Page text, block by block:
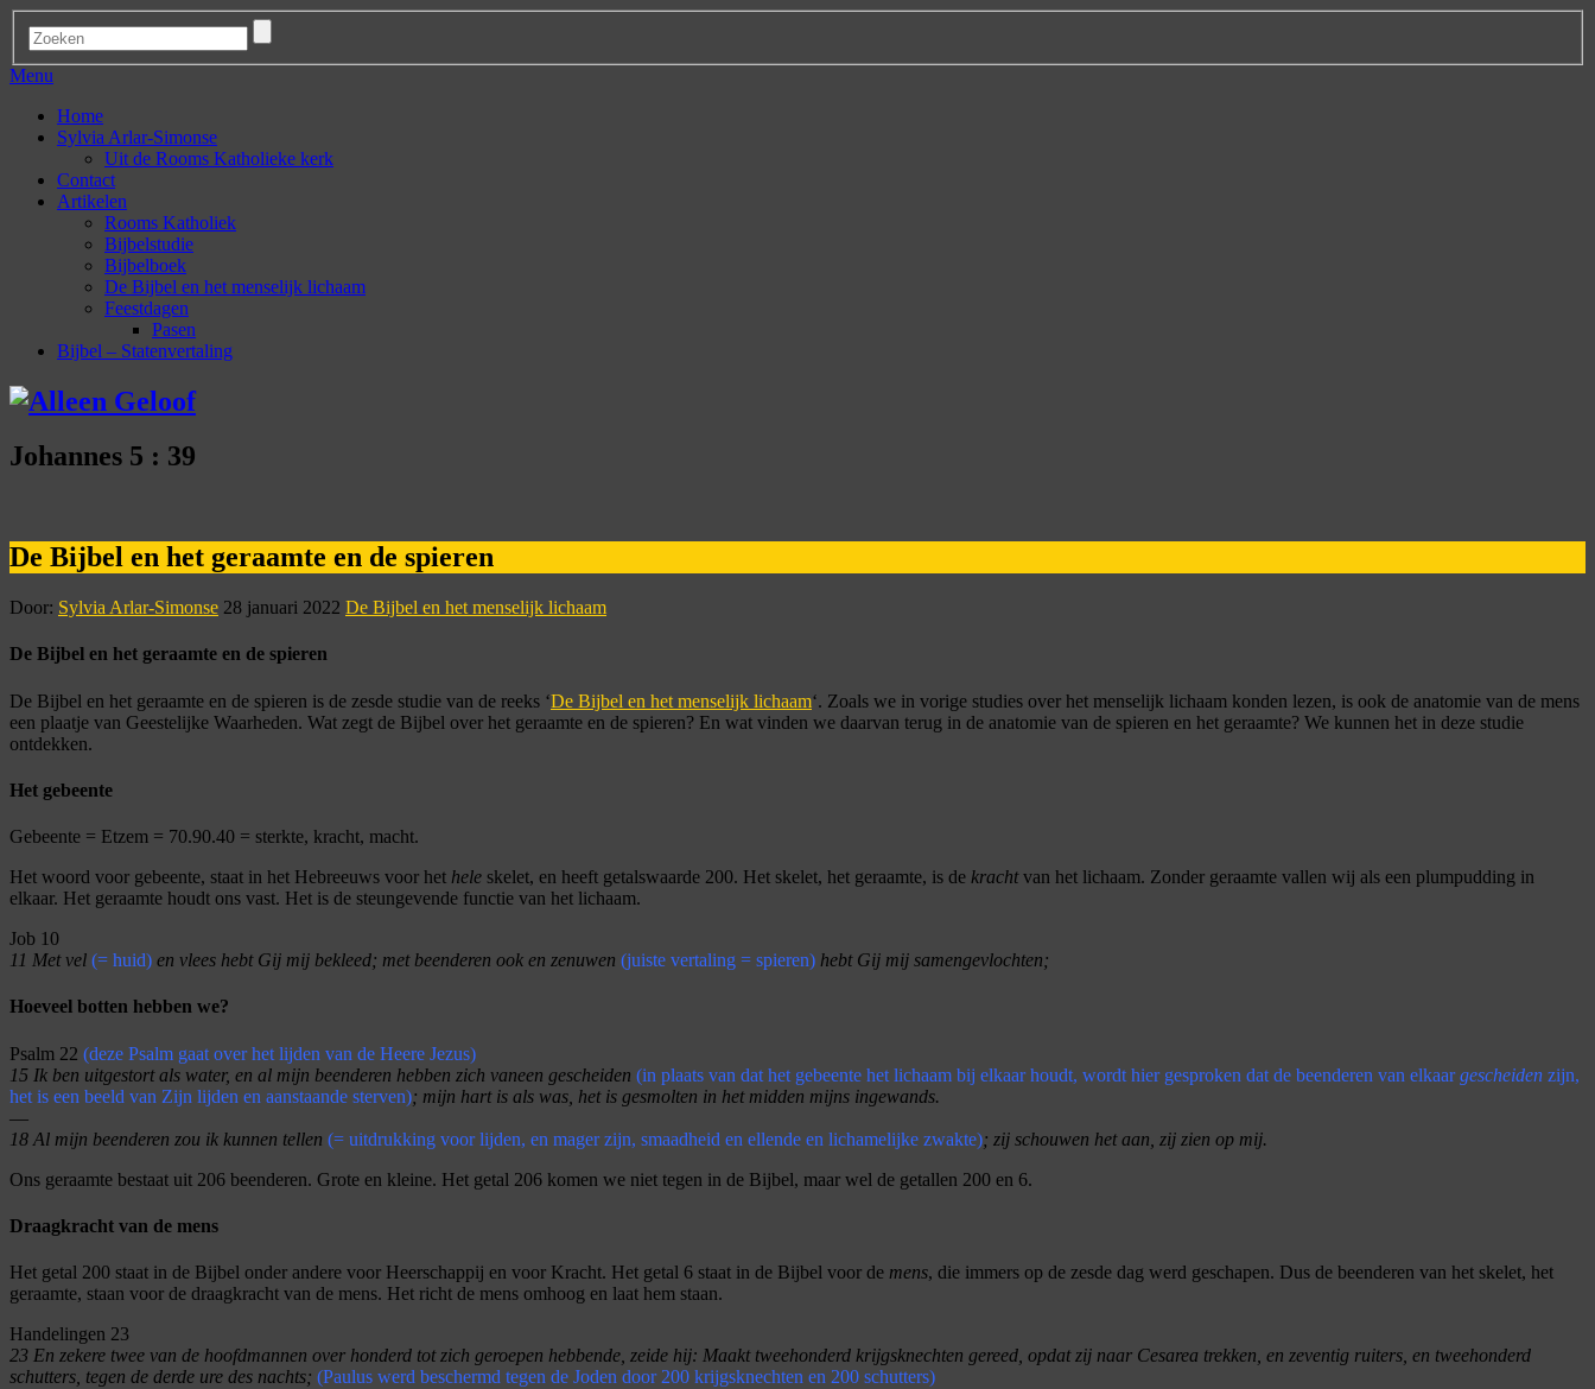
Menu
Home
Sylvia Arlar-Simonse
Uit de Rooms Katholieke kerk
Contact
Artikelen
Rooms Katholiek
Bijbelstudie
Bijbelboek
De Bijbel en het menselijk lichaam
Feestdagen
Pasen
Bijbel – Statenvertaling
Johannes 5 : 39
De Bijbel en het geraamte en de spieren
Door: Sylvia Arlar-Simonse 28 januari 2022 De Bijbel en het menselijk lichaam
De Bijbel en het geraamte en de spieren
De Bijbel en het geraamte en de spieren is de zesde studie van de reeks ‘De Bijbel en het menselijk lichaam‘. Zoals we in vorige studies over het menselijk lichaam konden lezen, is ook de anatomie van de mens
een plaatje van Geestelijke Waarheden. Wat zegt de Bijbel over het geraamte en de spieren? En wat vinden we daarvan terug in de anatomie van de spieren en het geraamte? We kunnen het in deze studie
ontdekken.
Het gebeente
Gebeente = Etzem = 70.90.40 = sterkte, kracht, macht.
Het woord voor gebeente, staat in het Hebreeuws voor het hele skelet, en heeft getalswaarde 200. Het skelet, het geraamte, is de krachtvan het lichaam. Zonder geraamte vallen wij als een plumpudding in
elkaar. Het geraamte houdt ons vast. Het is de steungevende functie van het lichaam.
Job 10
11 Met vel (= huid) en vlees hebt Gij mij bekleed; met beenderen ook en zenuwen (juiste vertaling = spieren) hebt Gij mij samengevlochten;
Hoeveel botten hebben we?
Psalm 22 (deze Psalm gaat over het lijden van de Heere Jezus)
15 Ik ben uitgestort als water, en al mijn beenderen hebben zich vaneen gescheiden (in plaats van dat het gebeente het lichaam bij elkaar houdt, wordt hier gesproken dat de beenderen van elkaargescheiden zijn,
het is een beeld van Zijn lijden en aanstaande sterven); mijn hart is als was, het is gesmolten in het midden mijns ingewands.
—
18 Al mijn beenderen zou ik kunnen tellen (= uitdrukking voor lijden, en mager zijn, smaadheid en ellende en lichamelijke zwakte); zij schouwen het aan, zij zien op mij.
Ons geraamte bestaat uit 206 beenderen. Grote en kleine. Het getal 206 komen we niet tegen in de Bijbel, maar wel de getallen 200 en 6.
Draagkracht van de mens
Het getal 200 staat in de Bijbel onder andere voor Heerschappij en voor Kracht. Het getal 6 staat in de Bijbel voor de mens, die immers op de zesde dag werd geschapen. Dus de beenderen van het skelet, het
geraamte, staan voor de draagkracht van de mens. Het richt de mens omhoog en laat hem staan.
Handelingen 23
23 En zekere twee van de hoofdmannen over honderd tot zich geroepen hebbende, zeide hij: Maakt tweehonderd krijgsknechten gereed, opdat zij naar Cesarea trekken, en zeventig ruiters, en tweehonderd
schutters, tegen de derde ure des nachts; (Paulus werd beschermd tegen de Joden door 200 krijgsknechten en 200 schutters)